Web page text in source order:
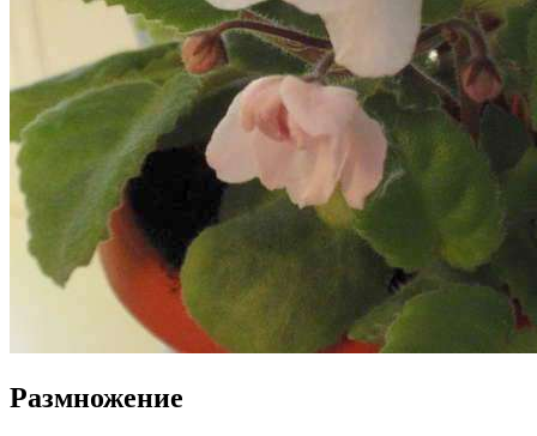
Размножение